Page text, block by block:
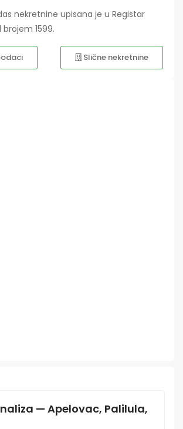
nekretnine upisana je u Registar
1599.
Slične nekretnine
— Apelovac, Palilula,